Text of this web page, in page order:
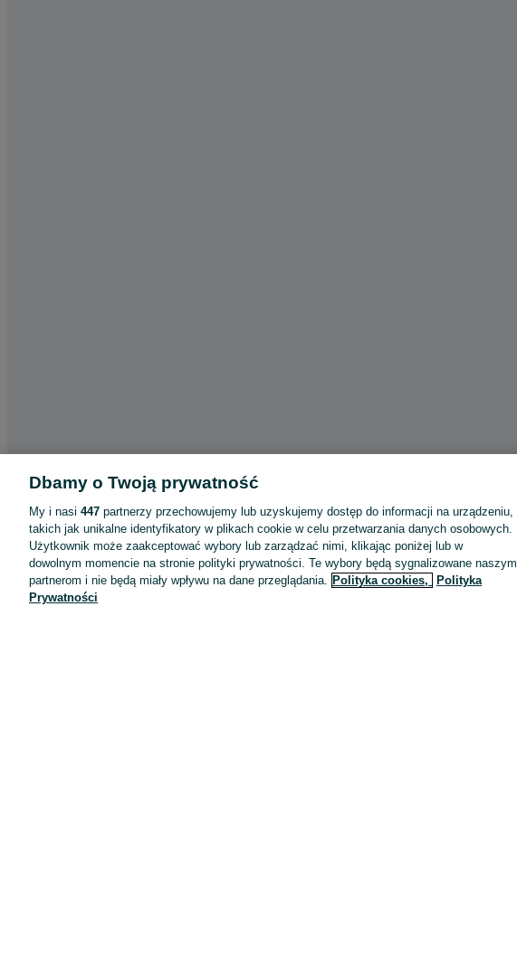
Aplikacje mobilne OLX.pl
Pomoc
Wyróżnione ogłoszenia
Oferta dla firm
Dbamy o Twoją prywatność
My i nasi 447 partnerzy przechowujemy lub uzyskujemy dostęp do informacji na urządzeniu,
takich jak unikalne identyfikatory w plikach cookie w celu przetwarzania danych osobowych.
Użytkownik może zaakceptować wybory lub zarządzać nimi, klikając poniżej lub w
dowolnym momencie na stronie polityki prywatności. Te wybory będą sygnalizowane naszym
partnerom i nie będą miały wpływu na dane przeglądania. Polityka cookies,
Polityka
Prywatności